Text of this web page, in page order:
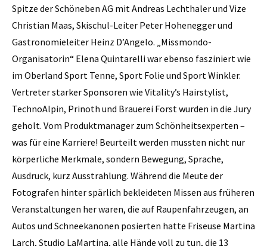
Spitze der Schöneben AG mit Andreas Lechthaler und Vize
Christian Maas, Skischul-Leiter Peter Hohenegger und
Gastronomieleiter Heinz D’Angelo. „Missmondo-
Organisatorin“ Elena Quintarelli war ebenso fasziniert wie
im Oberland Sport Tenne, Sport Folie und Sport Winkler.
Vertreter starker Sponsoren wie Vitality’s Hairstylist,
TechnoAlpin, Prinoth und Brauerei Forst wurden in die Jury
geholt. Vom Produktmanager zum Schönheitsexperten –
was für eine Karriere! Beurteilt werden mussten nicht nur
körperliche Merkmale, sondern Bewegung, Sprache,
Ausdruck, kurz Ausstrahlung. Während die Meute der
Fotografen hinter spärlich bekleideten Missen aus früheren
Veranstaltungen her waren, die auf Raupenfahrzeugen, an
Autos und Schneekanonen posierten hatte Friseuse Martina
Larch, Studio LaMartina, alle Hände voll zu tun, die 13